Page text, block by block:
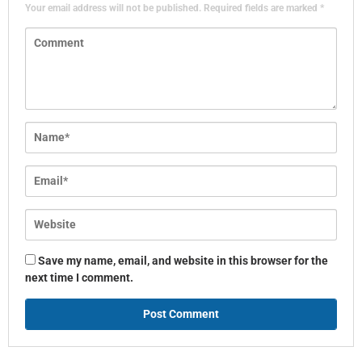
Your email address will not be published. Required fields are marked *
Save my name, email, and website in this browser for the
next time I comment.